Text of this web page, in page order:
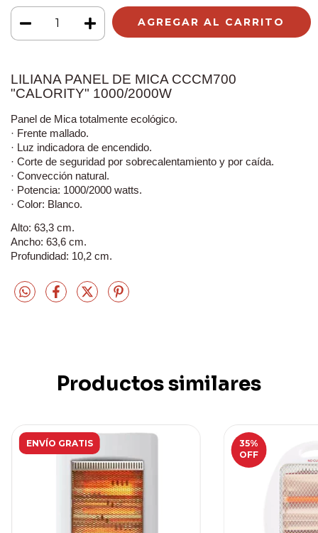
LILIANA PANEL DE MICA CCCM700
"CALORITY" 1000/2000W
Panel de Mica totalmente ecológico.
· Frente mallado.
· Luz indicadora de encendido.
· Corte de seguridad por sobrecalentamiento y por caída.
· Convección natural.
· Potencia: 1000/2000 watts.
· Color: Blanco.
Alto: 63,3 cm.
Ancho: 63,6 cm.
Profundidad: 10,2 cm.
Productos similares
ENVÍO GRATIS 35%
OFF